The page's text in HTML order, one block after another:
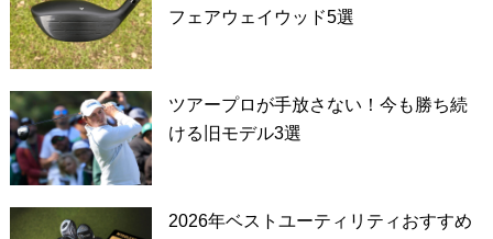
フェアウェイウッド5選
ツアープロが手放さない！今も勝ち続
ける旧モデル3選
2026年ベストユーティリティおすすめ